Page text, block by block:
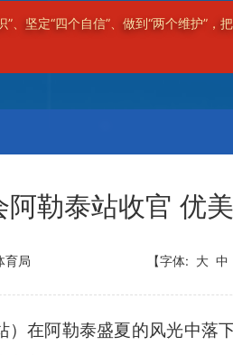
牢牢扭住社会稳定和长治久安总目
勒泰站收官 优
育局 【字体: 大 中
）在阿勒泰盛夏的风光中落